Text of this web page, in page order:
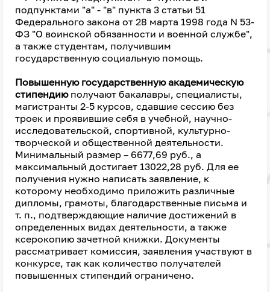
подпунктами "а" - "в" пункта 3 статьи 51
Федерального закона от 28 марта 1998 года N 53-
ФЗ "О воинской обязанности и военной службе",
а также студентам, получившим
государственную социальную помощь.
Повышенную государственную академическую
стипендиюполучают бакалавры, специалисты,
магистранты 2-5 курсов, сдавшие сессию без
троек и проявившие себя в учебной, научно-
исследовательской, спортивной, культурно-
творческой и общественной деятельности.
Минимальный размер – 6677,69 руб., а
максимальный достигает 13022,28 руб. Для ее
получения нужно написать заявление, к
которому необходимо приложить различные
дипломы, грамоты, благодарственные письма и
т. п., подтверждающие наличие достижений в
определенных видах деятельности, а также
ксерокопию зачетной книжки. Документы
рассматривает комиссия, заявления участвуют в
конкурсе, так как количество получателей
повышенных стипендий ограничено.